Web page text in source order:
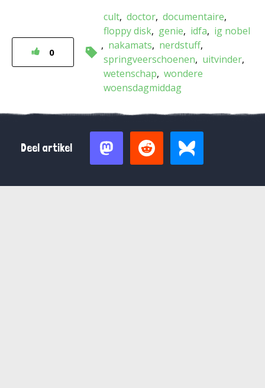
0
cult doctor documentaire
floppy disk genie idfa
ig nobel
nakamats
nerdstuff
springveerschoenen
uitvinder
wetenschap wondere
woensdagmiddag
Deel artikel